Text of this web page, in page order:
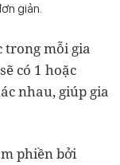
giản.
trong mỗi gia
có 1 hoặc
nhau, giúp gia
phiền bởi